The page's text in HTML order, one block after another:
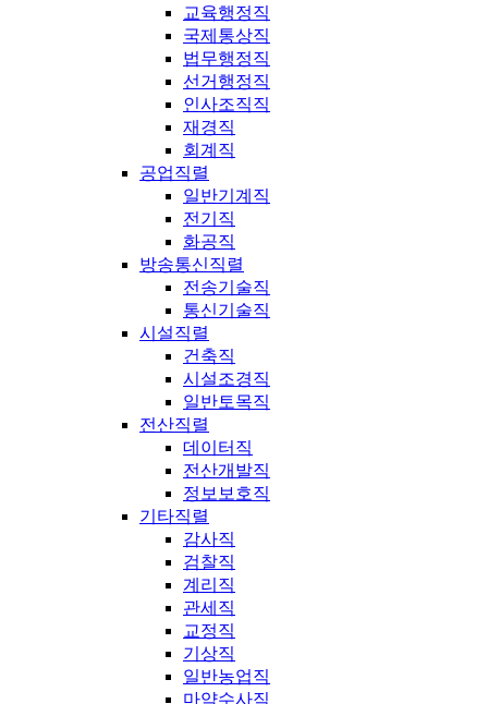
교육행정직
국제통상직
법무행정직
선거행정직
인사조직직
재경직
회계직
공업직렬
일반기계직
전기직
화공직
방송통신직렬
전송기술직
통신기술직
시설직렬
건축직
시설조경직
일반토목직
전산직렬
데이터직
전산개발직
정보보호직
기타직렬
감사직
검찰직
계리직
관세직
교정직
기상직
일반농업직
마약수사직